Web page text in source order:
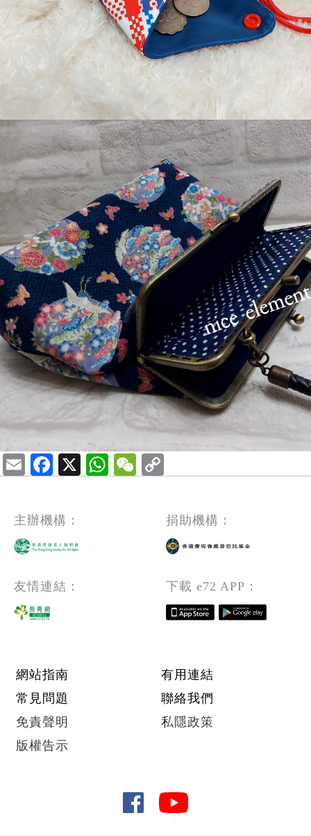
EmailFacebook
X WhatsApp
WeChat
主辦機構： 捐助機構：
友情連結： 下載 e72 APP：
Footer menu
網站指南
有用連結
常見問題
聯絡我們
免責聲明
私隱政策
版權告示